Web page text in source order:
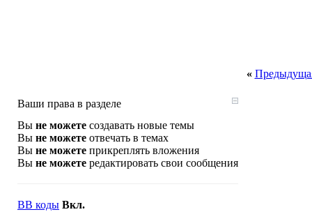
«
Ваши права в разделе
Вы не можете создавать новые темы
Вы не можете отвечать в темах
Вы не можете прикреплять вложения
Вы не можете редактировать свои сообщения
BB коды Вкл.